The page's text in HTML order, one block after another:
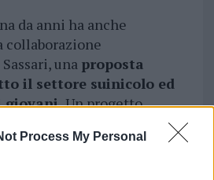
Process My Personal
da anni ha anche
collaborazione
una proposta
il settore suinicolo ed
giovani.Un progetto
linea dedicata del Psr.